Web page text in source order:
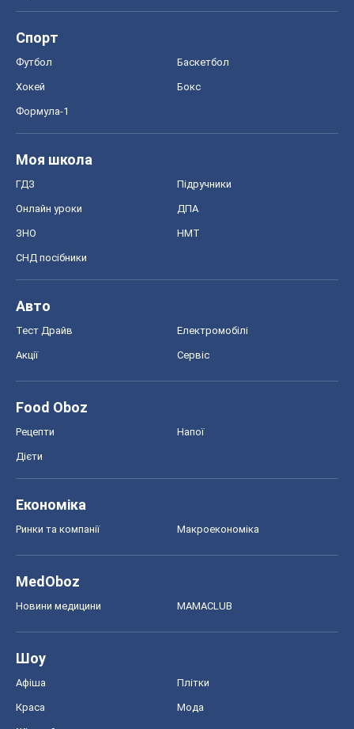
Спорт
Футбол Баскетбол
Хокей Бокс
Формула-1
Моя школа
ГДЗ Підручники
Онлайн уроки ДПА
ЗНО НМТ
СНД посібники
Авто
Тест Драйв Електромобілі
Акції Сервіс
Food Oboz
Рецепти Напої
Дієти
Економіка
Ринки та компанії Макроекономіка
MedOboz
Новини медицини MAMACLUB
Шоу
Афіша Плітки
Краса Мода